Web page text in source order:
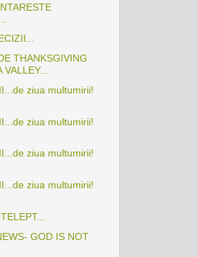
THANKSGIVING
ziua multumirii!
ziua multumirii!
ziua multumirii!
ziua multumirii!
GOD IS NOT